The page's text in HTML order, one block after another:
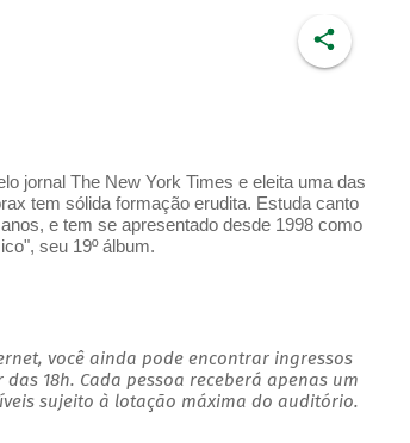
jornal The New York Times e eleita uma das
tem sólida formação erudita. Estuda canto
e tem se apresentado desde 1998 como
seu 19º álbum.
você ainda pode encontrar ingressos
18h. Cada pessoa receberá apenas um
sujeito à lotação máxima do auditório.